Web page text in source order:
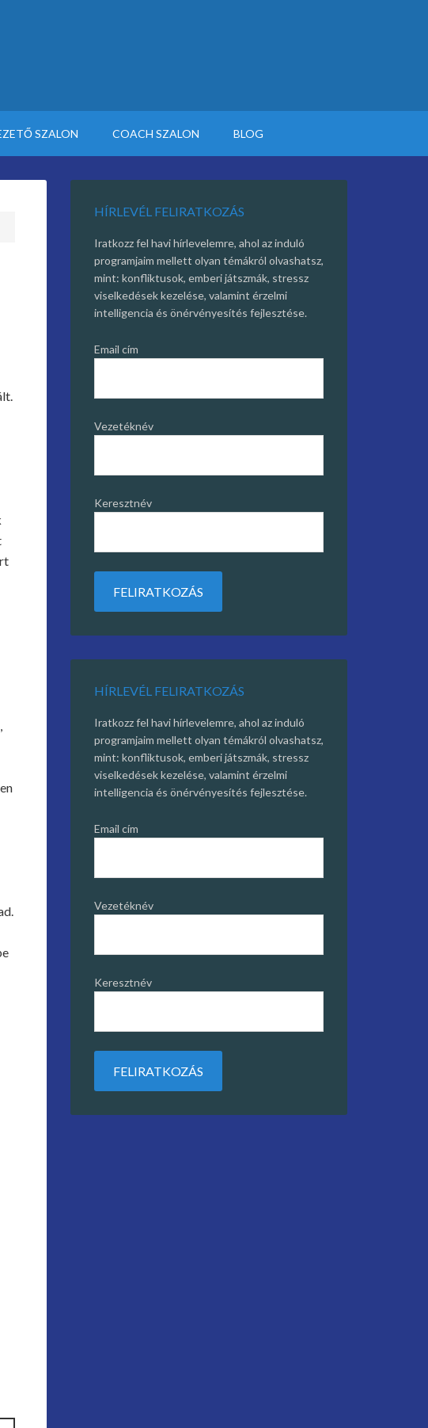
SZALON COACH SZALON BLOG
HÍRLEVÉL FELIRATKOZÁS
Iratkozz fel havi hírlevelemre, ahol az induló
programjaim mellett olyan témákról olvashatsz,
mint: konfliktusok, emberi játszmák, stressz
viselkedések kezelése, valamint érzelmi
intelligencia és önérvényesítés fejlesztése.
Email cím
Vezetéknév
Keresztnév
HÍRLEVÉL FELIRATKOZÁS
Iratkozz fel havi hírlevelemre, ahol az induló
programjaim mellett olyan témákról olvashatsz,
mint: konfliktusok, emberi játszmák, stressz
viselkedések kezelése, valamint érzelmi
intelligencia és önérvényesítés fejlesztése.
Email cím
Vezetéknév
Keresztnév